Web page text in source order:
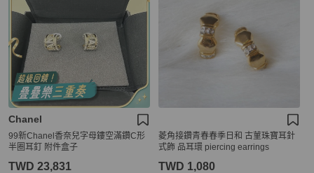
Chanel
99新Chanel香奈兒字母鏤空滿鑽C形
半圈耳釘 附件盒子
TWD 23,831
菱角接鑽青春春季日和 古菫珠寶耳針
式飾 品耳環 piercing earrings
TWD 1,080